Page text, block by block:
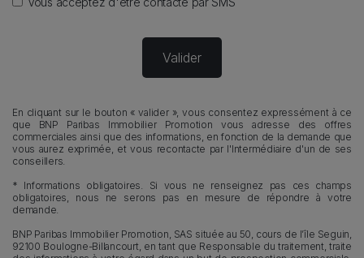
En cliquant sur le bouton « valider », vous consentez expressément à ce
que BNP Paribas Immobilier Promotion vous adresse des offres
commerciales ainsi que des informations, en fonction de la demande que
vous aurez exprimée, et vous recontacte par l'Intermédiaire d'un de ses
conseillers.
* Informations obligatoires. Si vous ne renseignez pas ces champs
obligatoires, nous ne serons pas en mesure de répondre à votre
demande.
BNP Paribas Immobilier Promotion, SAS située au 50, cours de l’île Seguin,
92100 Boulogne-Billancourt, en tant que Responsable du traitement, traite